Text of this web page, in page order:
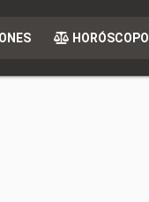
HORÓSCOPO